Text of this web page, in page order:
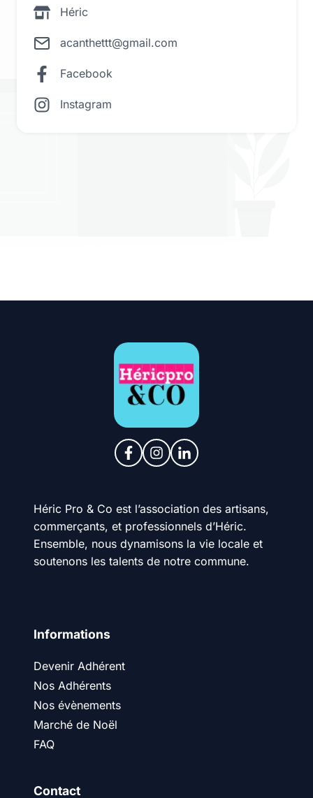
Héric
acanthettt@gmail.com
Facebook
Instagram
Héric Pro & Co est l’association des artisans,
commerçants, et professionnels d’Héric.
Ensemble, nous dynamisons la vie locale et
soutenons les talents de notre commune.
Informations
Devenir Adhérent
Nos Adhérents
Nos évènements
Marché de Noël
FAQ
Contact